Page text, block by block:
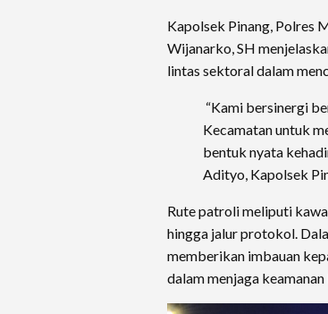
Kapolsek Pinang, Polres
Wijanarko, SH
lintas sektoral dalam
“Kami bersinergi
Kecamatan untuk
bentuk nyata
Adityo, Kapolsek
Rute patroli meliputi
hingga jalur protokol.
memberikan imbauan
dalam menjaga